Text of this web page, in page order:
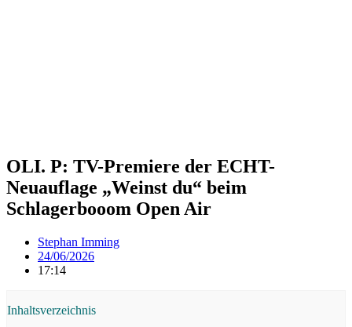
OLI. P: TV-Premiere der ECHT-
Neuauflage „Weinst du“ beim
Schlagerbooom Open Air
Stephan Imming
24/06/2026
17:14
Inhaltsverzeichnis